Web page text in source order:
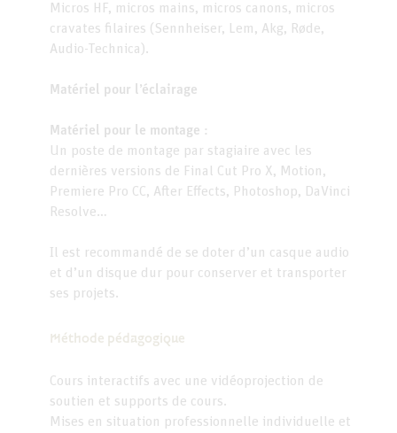
Micros HF, micros mains, micros canons, micros
cravates filaires (Sennheiser, Lem, Akg, Røde,
Audio-Technica).
Matériel pour l’éclairage
Matériel pour le montage :
Un poste de montage par stagiaire avec les
dernières versions de Final Cut Pro X, Motion,
Premiere Pro CC, After Effects, Photoshop, DaVinci
Resolve…
Il est recommandé de se doter d’un casque audio
et d’un disque dur pour conserver et transporter
ses projets.
Méthode pédagogique
Cours interactifs avec une vidéoprojection de
soutien et supports de cours.
Mises en situation professionnelle individuelle et